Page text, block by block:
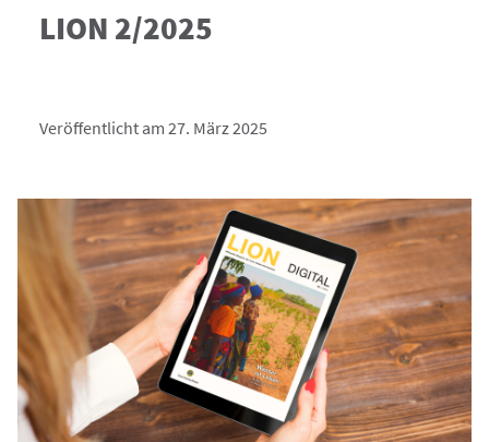
LION 2/2025
Veröffentlicht am 27. März 2025